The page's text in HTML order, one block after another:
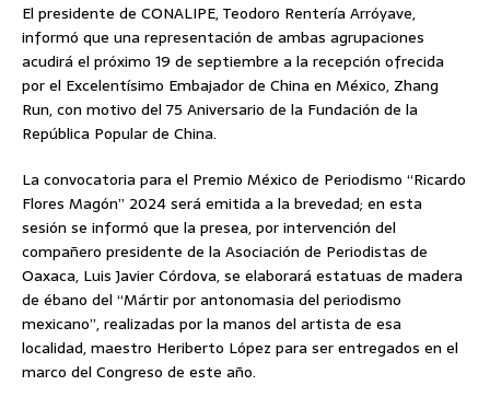
El presidente de CONALIPE, Teodoro Rentería Arróyave,
informó que una representación de ambas agrupaciones
acudirá el próximo 19 de septiembre a la recepción ofrecida
por el Excelentísimo Embajador de China en México, Zhang
Run, con motivo del 75 Aniversario de la Fundación de la
República Popular de China.
La convocatoria para el Premio México de Periodismo “Ricardo
Flores Magón” 2024 será emitida a la brevedad; en esta
sesión se informó que la presea, por intervención del
compañero presidente de la Asociación de Periodistas de
Oaxaca, Luis Javier Córdova, se elaborará estatuas de madera
de ébano del “Mártir por antonomasia del periodismo
mexicano”, realizadas por la manos del artista de esa
localidad, maestro Heriberto López para ser entregados en el
marco del Congreso de este año.